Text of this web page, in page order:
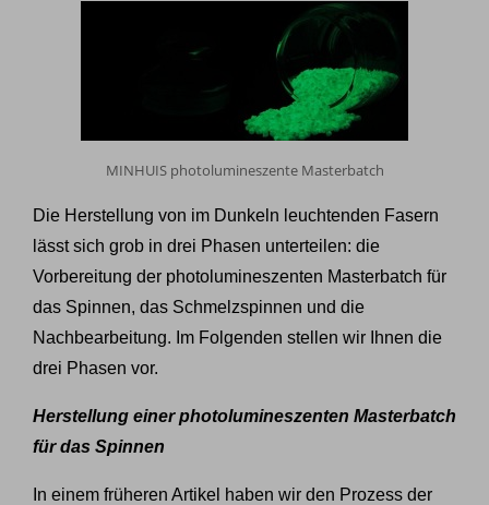
MINHUIS photolumineszente Masterbatch
Die Herstellung von im Dunkeln leuchtenden Fasern
lässt sich grob in drei Phasen unterteilen: die
Vorbereitung der photolumineszenten Masterbatch für
das Spinnen, das Schmelzspinnen und die
Nachbearbeitung. Im Folgenden stellen wir Ihnen die
drei Phasen vor.
Herstellung einer photolumineszenten Masterbatch
für das Spinnen
In einem früheren Artikel haben wir den Prozess der